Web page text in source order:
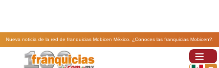
Nueva noticia de la red de franquicias Mobicen México. ¿Conoces las franquicias Mobicen?.